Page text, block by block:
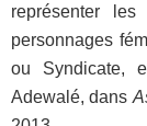
représenter
personnages
ou Syndicate,
Adewalé, dans